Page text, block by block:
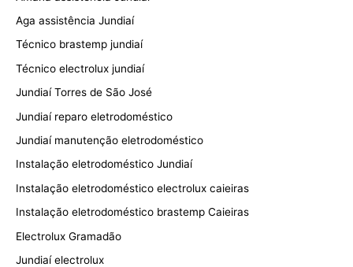
Aga assistência Jundiaí
Técnico brastemp jundiaí
Técnico electrolux jundiaí
Jundiaí Torres de São José
Jundiaí reparo eletrodoméstico
Jundiaí manutenção eletrodoméstico
Instalação eletrodoméstico Jundiaí
Instalação eletrodoméstico electrolux caieiras
Instalação eletrodoméstico brastemp Caieiras
Electrolux Gramadão
Jundiaí electrolux